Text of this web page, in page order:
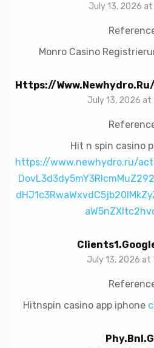
July 13, 2026 at
Monro Casino
Https://www.newhydro.ru/
July 13, 2026 at
Hit n spin casino
https://www.newhydro.ru/
July 13, 2026 at
Hitnspin casino app iphone